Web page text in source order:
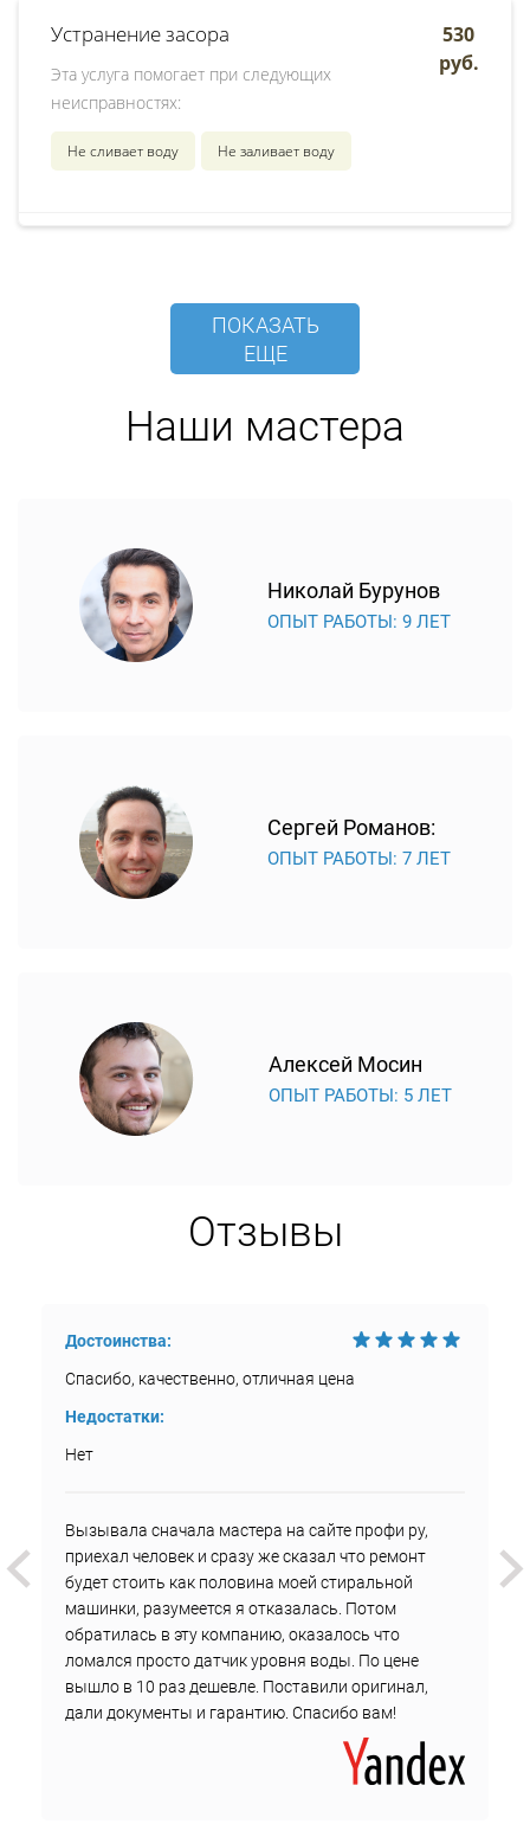
Устранение засора
Эта услуга помогает при следующих
неисправностях:
Не сливает воду Не заливает воду
530
руб.
ПОКАЗАТЬ
ЕЩЕ
Наши мастера
Николай Бурунов
ОПЫТ РАБОТЫ: 9 ЛЕТ
Сергей Романов:
ОПЫТ РАБОТЫ: 7 ЛЕТ
Алексей Мосин
ОПЫТ РАБОТЫ: 5 ЛЕТ
Отзывы
Достоинства:
Спасибо, качественно, отличная цена
Недостатки:
Нет
Вызывала сначала мастера на сайте профи ру,
приехал человек и сразу же сказал что ремонт
будет стоить как половина моей стиральной
машинки, разумеется я отказалась. Потом
обратилась в эту компанию, оказалось что
ломался просто датчик уровня воды. По цене
вышло в 10 раз дешевле. Поставили оригинал,
дали документы и гарантию. Спасибо вам!